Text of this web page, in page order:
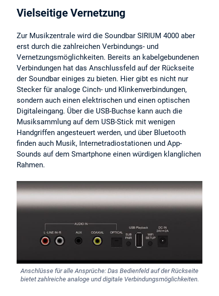
Vielseitige Vernetzung
Zur Musikzentrale wird die Soundbar SIRIUM 4000 aber
erst durch die zahlreichen Verbindungs- und
Vernetzungsmöglichkeiten. Bereits an kabelgebundenen
Verbindungen hat das Anschlussfeld auf der Rückseite
der Soundbar einiges zu bieten. Hier gibt es nicht nur
Stecker für analoge Cinch- und Klinkenverbindungen,
sondern auch einen elektrischen und einen optischen
Digitaleingang. Über die USB-Buchse kann auch die
Musiksammlung auf dem USB-Stick mit wenigen
Handgriffen angesteuert werden, und über Bluetooth
finden auch Musik, Internetradiostationen und App-
Sounds auf dem Smartphone einen würdigen klanglichen
Rahmen.
Anschlüsse für alle Ansprüche: Das Bedienfeld auf der Rückseite
bietet zahlreiche analoge und digitale Verbindungsmöglichkeiten.